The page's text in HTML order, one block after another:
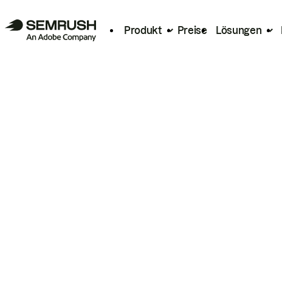
Produkt Preise Lösungen